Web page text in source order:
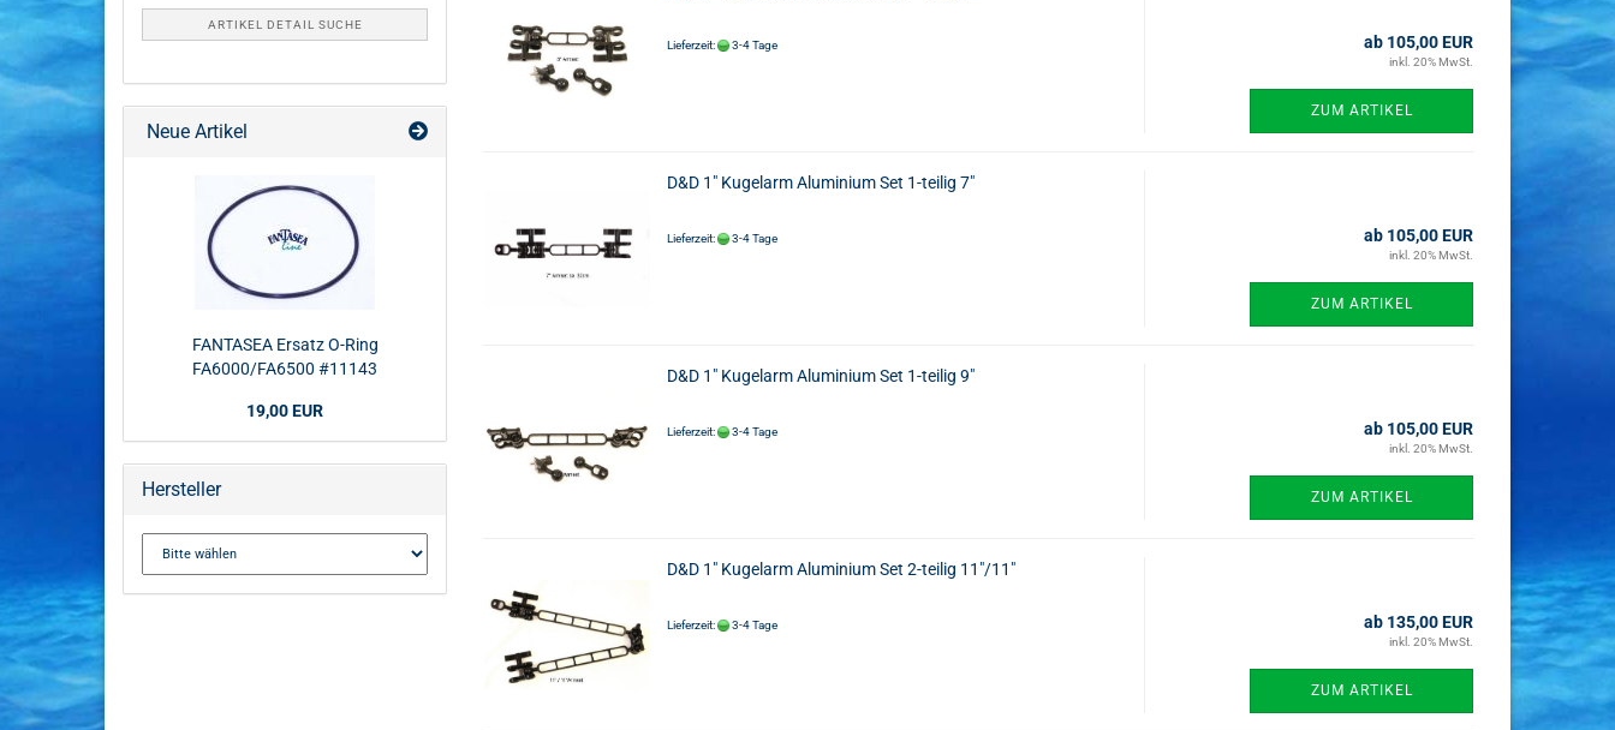
Lieferzeit: 3-4 Tage ab 105,00 EUR
inkl. 20% MwSt.
ZUM ARTIKEL
D&D 1" Kugelarm Aluminium Set 1-teilig 7"
Lieferzeit: 3-4 Tage ab 105,00 EUR
inkl. 20% MwSt.
ZUM ARTIKEL
D&D 1" Kugelarm Aluminium Set 1-teilig 9"
Lieferzeit: 3-4 Tage ab 105,00 EUR
inkl. 20% MwSt.
ZUM ARTIKEL
D&D 1" Kugelarm Aluminium Set 2-teilig 11"/11"
Lieferzeit: 3-4 Tage ab 135,00 EUR
inkl. 20% MwSt.
ZUM ARTIKEL
ARTIKEL DETAIL SUCHE
Neue Artikel
FANTASEA Ersatz O-Ring
FA6000/FA6500 #11143
19,00 EUR
Hersteller